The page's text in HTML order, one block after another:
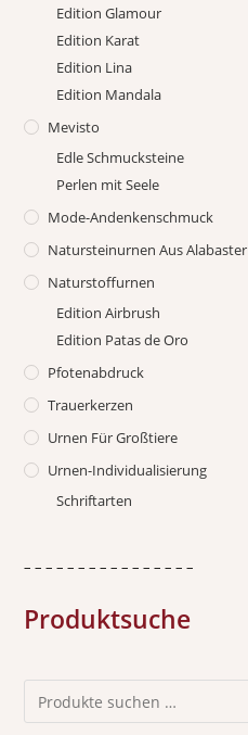
Edition Glamour
Edition Karat
Edition Lina
Edition Mandala
Mevisto
Edle Schmucksteine
Perlen mit Seele
Mode-Andenkenschmuck
Natursteinurnen Aus Alabaster
Naturstoffurnen
Edition Airbrush
Edition Patas de Oro
Pfotenabdruck
Trauerkerzen
Urnen Für Großtiere
Urnen-Individualisierung
Schriftarten
– – – – – – – – – – – – – – – –
Produktsuche